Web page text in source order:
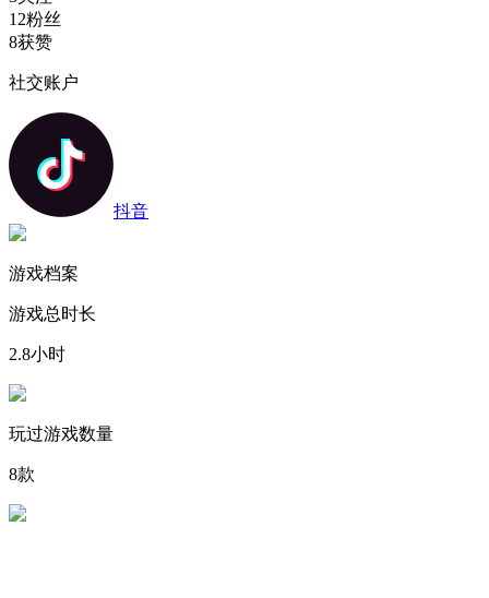
12粉丝
8获赞
社交账户
抖音
游戏档案
游戏总时长
2.8小时
玩过游戏数量
8款